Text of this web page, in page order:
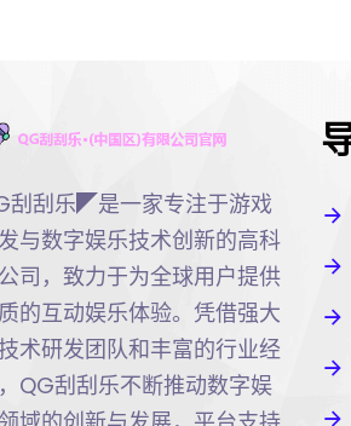
刮刮乐◤是一家专注于游戏
与数字娱乐技术创新的高科
司，致力于为全球用户提供
的互动娱乐体验。凭借强大
术研发团队和丰富的行业经
QG刮刮乐不断推动数字娱